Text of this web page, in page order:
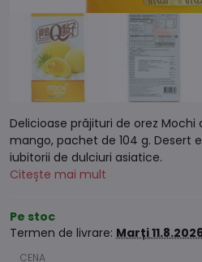
Delicioase prăjituri de orez Mochi
mango, pachet de 104 g. Desert
iubitorii de dulciuri asiatice.
Citește mai mult
Pe stoc
Termen de livrare: Marți